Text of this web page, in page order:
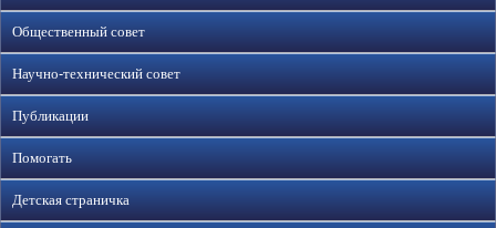
Общественный совет
Научно-технический совет
Публикации
Помогать
Детская страничка